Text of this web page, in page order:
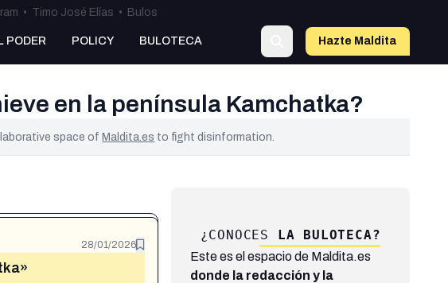
• Timo José Elías • Bulos
PODER POLICY BULOTECA Hazte Maldita
en la península Kamchatka?
space ofMaldita.es to fight disinformation.
28/01/2026
¿CONOCES LA BULOTECA?
Este es el espacio de Maldita.es
donde la redacción y la